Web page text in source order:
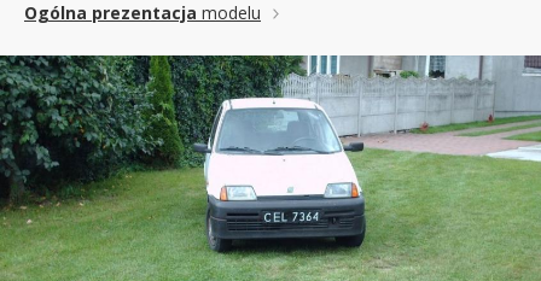
Ogólna prezentacja modelu